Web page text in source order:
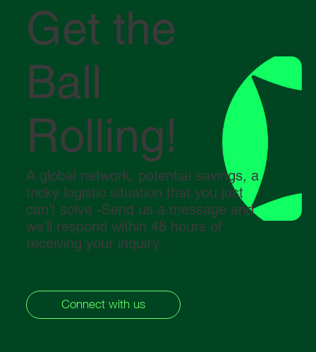
Get the
Ball
Rolling!
A global network, potential savings, a
tricky logistic situation that you just
can’t solve -Send us a message and
we’ll respond within 48 hours of
receiving your inquiry.
Connect with us